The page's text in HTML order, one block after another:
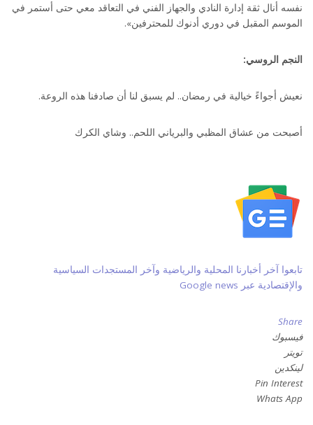
نفسه أنال ثقة إدارة النادي والجهاز الفني في التعاقد معي حتى أستمر في
الموسم المقبل في دوري أدنوك للمحترفين».
النجم الروسي:
نعيش أجواءً خيالية في رمضان.. لم يسبق لنا أن صادفنا هذه الروعة.
أصبحت من عشاق المظبي والبرياني اللحم.. وشاي الكرك
تابعوا آخر أخبارنا المحلية والرياضية وآخر المستجدات السياسية
والإقتصادية عبر Google news
Share
فيسبوك
تويتر
لينكدين
Pin Interest
Whats App